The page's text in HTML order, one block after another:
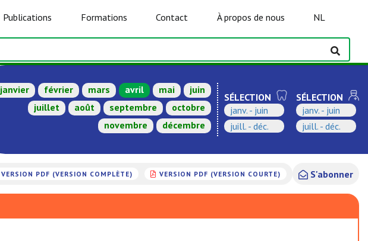
Publications Formations Contact À propos de nous NL
janvier février mars avril mai
juin
juillet
août septembre
octobre
novembre
décembre
SÉLECTION
janv. - juin
juill. - déc.
SÉLECTION
janv. - juin
juill. - déc.
VERSION PDF (VERSION COMPLÈTE) VERSION PDF (VERSION COURTE) S'abonner